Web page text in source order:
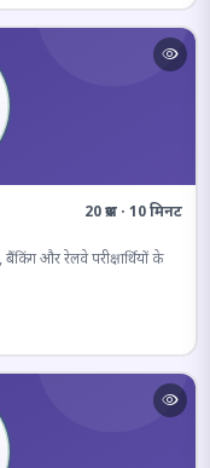
20 प्रश्न · 10 मिनट
और रेलवे परीक्षार्थियों के